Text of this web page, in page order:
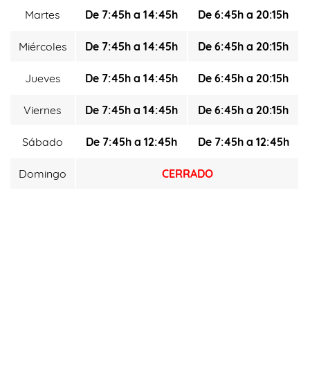
Martes De 7:45h a 14:45h De 6:45h a 20:15h
Miércoles De 7:45h a 14:45h De 6:45h a 20:15h
Jueves De 7:45h a 14:45h De 6:45h a 20:15h
Viernes De 7:45h a 14:45h De 6:45h a 20:15h
Sábado De 7:45h a 12:45h De 7:45h a 12:45h
Domingo CERRADO